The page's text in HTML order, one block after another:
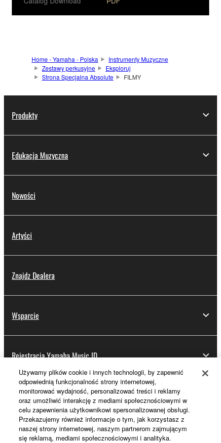
Home - Yamaha - Polska
Instrumenty Muzyczne
Zestawy perkusyjne
Eksploruj
Strona Specjalna Absolute
FILMY
Produkty
Edukacja Muzyczna
Nowości
Artyści
Znajdz Dealera
Wsparcie
Rejestracja Yamaha Music ID
Informacje o Yamaha
Polska - Polish
Używamy plików cookie i innych technologii, by zapewnić
odpowiednią funkcjonalność strony internetowej,
monitorować wydajność, personalizować treści i reklamy
oraz umożliwić interakcję z mediami społecznościowymi w
celu zapewnienia użytkownikowi spersonalizowanej obsługi.
Przekazujemy również informacje o tym, jak korzystasz z
naszej strony internetowej, naszym partnerom zajmującym
się reklamą, mediami społecznościowymi i analityka.